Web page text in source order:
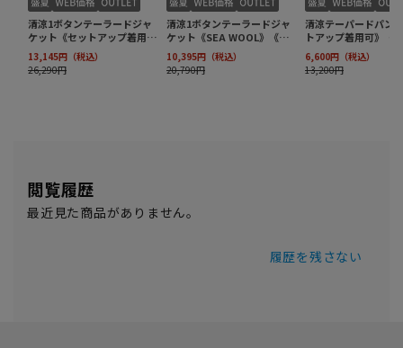
閲覧履歴
最近見た商品がありません。
履歴を残さない